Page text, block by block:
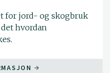
for jord- og skogbruk
hvordan